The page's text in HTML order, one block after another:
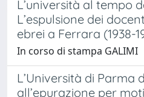
L’università al tempo
L’espulsione dei
ebrei a Ferrara (1938-
In corso di stampa GALIMI
L’Università di Parma
all’epurazione per